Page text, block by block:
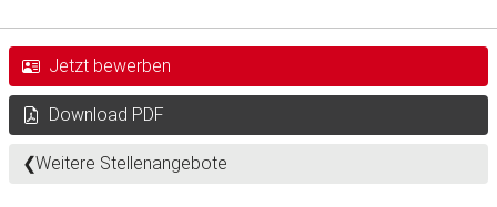
Weitere Stellenangebote
Download PDF
Jetzt bewerben